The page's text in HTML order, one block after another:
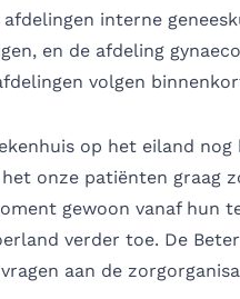
interne
en de afdeling
volgen
op het eiland
onze patiënten graag
gewoon vanaf hun
verder toe. De
aan de